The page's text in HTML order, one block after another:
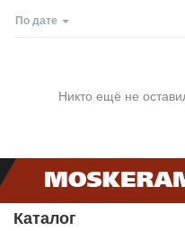
По дате
Никто ещё не
Каталог